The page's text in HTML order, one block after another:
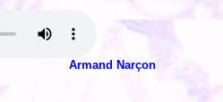
Armand Narçon